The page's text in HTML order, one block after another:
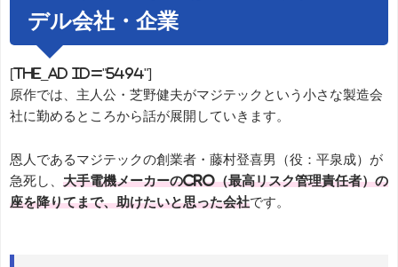
デル会社・企業
[the_ad id="5494"]
原作では、主人公・芝野健夫がマジテックという小さな製造会
社に勤めるところから話が展開していきます。
恩人であるマジテックの創業者・藤村登喜男（役：平泉成）が
急死し、 大手電機メーカーのCRO（最高リスク管理責任者）の
座を降りてまで、助けたいと思った会社です。